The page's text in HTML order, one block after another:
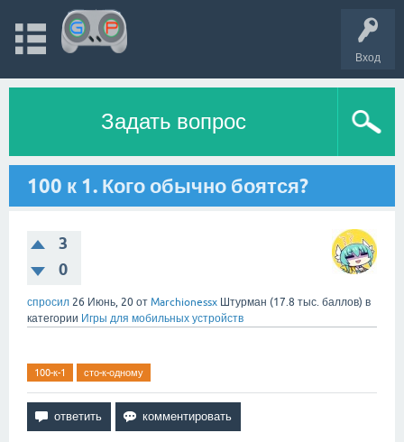
Вход
Задать вопрос
100 к 1. Кого обычно боятся?
3
0
спросил 26 Июнь, 20 от Marchionessx Штурман (17.8 тыс. баллов) в
категории Игры для мобильных устройств
100-к-1 сто-к-одному